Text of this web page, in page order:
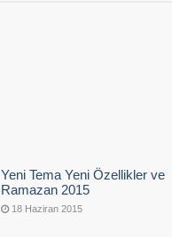
Yeni Tema Yeni Özellikler ve
Ramazan 2015
18 Haziran 2015